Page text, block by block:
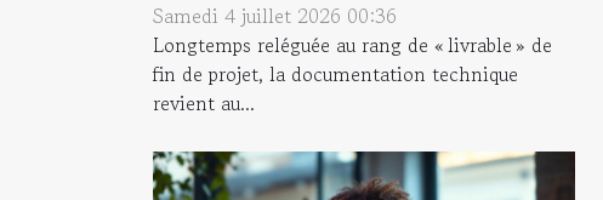
Samedi 4 juillet 2026 00:36
Longtemps reléguée au rang de « livrable » de
fin de projet, la documentation technique
revient au...